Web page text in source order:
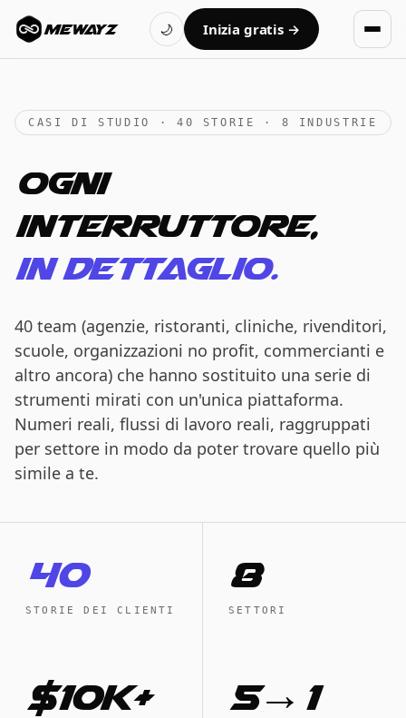
MEWAYZ 🌙 Inizia gratis →
CASI DI STUDIO · 40 STORIE · 8 INDUSTRIE
Ogni
interruttore,
in dettaglio.
40 team (agenzie, ristoranti, cliniche, rivenditori,
scuole, organizzazioni no profit, commercianti e
altro ancora) che hanno sostituito una serie di
strumenti mirati con un'unica piattaforma.
Numeri reali, flussi di lavoro reali, raggruppati
per settore in modo da poter trovare quello più
simile a te.
40
STORIE DEI CLIENTI
8
SETTORI
$10K+ 5→1